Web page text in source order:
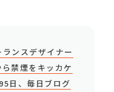
ンスデザイナー
禁煙をキッカケ
日、毎日ブログ